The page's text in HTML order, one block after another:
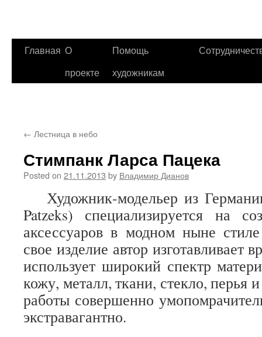
Главная О
проекте
Помощь
художникам
← Лестница в небо
Стимпанк Ларса Пацека
Posted on 21.11.2013 by Владимир Дианов
Художник-модельер из
Patzeks) специализируется на
аксессуаров в модном ныне
свое изделие автор изготавливает
использует широкий спектр
кожу, металл, ткани, стекло, перья
работы совершенно
экстравагантно.